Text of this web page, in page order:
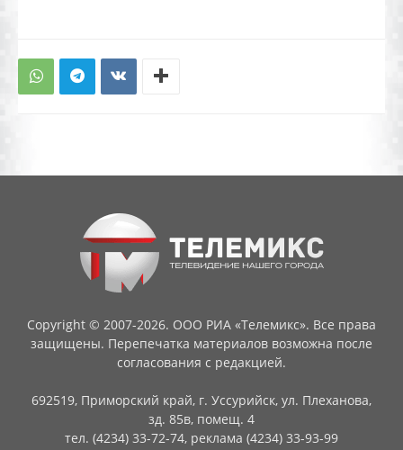
Copyright © 2007-2026. ООО РИА «Телемикс». Все права
защищены. Перепечатка материалов возможна после
согласования с редакцией.
692519, Приморский край, г. Уссурийск, ул. Плеханова,
зд. 85в, помещ. 4
тел. (4234) 33-72-74, реклама (4234) 33-93-99